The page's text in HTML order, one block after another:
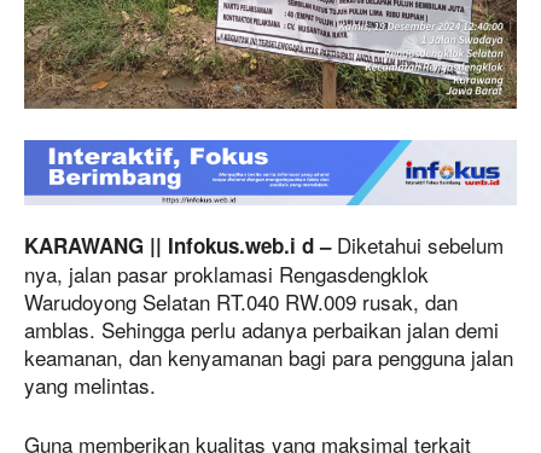
KARAWANG || Infokus.web.i d –Diketahui sebelum
nya, jalan pasar proklamasi Rengasdengklok
Warudoyong Selatan RT.040 RW.009 rusak, dan
amblas. Sehingga perlu adanya perbaikan jalan demi
keamanan, dan kenyamanan bagi para pengguna jalan
yang melintas.
Guna memberikan kualitas yang maksimal terkait